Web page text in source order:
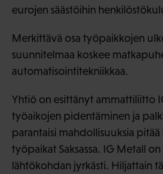
eurojen säästöihin
Merkittävä osa työpaikkojen
suunnitelmaa koskee
automatisointitekniikkaa.
Yhtiö on esittänyt ammattiliitto
työaikojen pidentäminen ja
parantaisi mahdollisuuksia pitää
työpaikat Saksassa. IG Metall
lähtökohdan jyrkästi. Hiljattain